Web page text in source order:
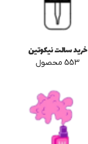
خرید سالت نیکوتین
553 محصول